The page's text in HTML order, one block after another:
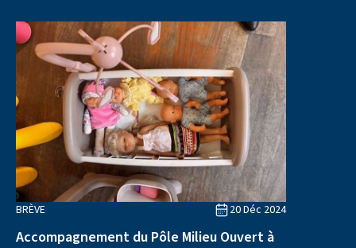
BRÈVE 20 Déc 2024
Accompagnement du Pôle Milieu Ouvert à